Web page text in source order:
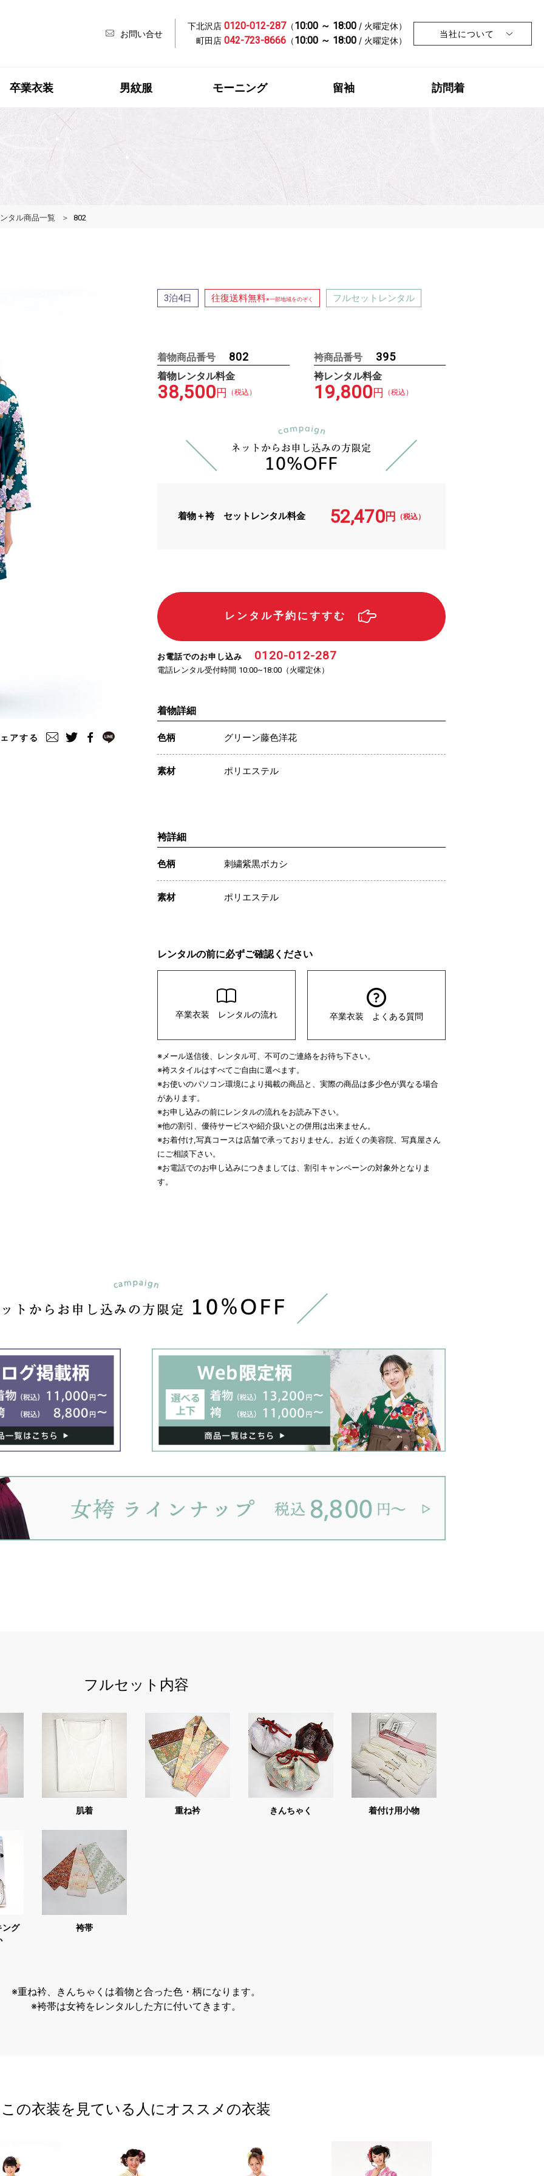
お問い合せ
下北沢店 0120-012-287（10:00 ～ 18:00 / 火曜定休）
町田店 042-723-8666 （10:00 ～ 18:00 / 火曜定休）
当社について
卒業衣装 男紋服 モーニング 留袖 訪問着
タル商品一覧 802
3泊4日 往復送料無料※一部地域をのぞく フルセットレンタル
着物商品番号 802
着物レンタル料金
38,500円 （税込）
袴商品番号 395
袴レンタル料金
19,800円 （税込）
着物＋袴 セットレンタル料金 52,470円 （税込）
レンタル予約にすすむ
お電話でのお申し込み 0120-012-287
電話レンタル受付時間 10:00~18:00 （火曜定休）
着物詳細
色柄 グリーン藤色洋花
素材 ポリエステル
袴詳細
色柄 刺繍紫黒ボカシ
素材 ポリエステル
レンタルの前に必ずご確認ください
卒業衣装 レンタルの流れ 卒業衣装 よくある質問
※メール送信後、レンタル可、不可のご連絡をお待ち下さい。
※袴スタイルはすべてご自由に選べます。
※お使いのパソコン環境により掲載の商品と、実際の商品は多少色が異なる場合
があります。
※お申し込みの前にレンタルの流れをお読み下さい。
※他の割引、優待サービスや紹介扱いとの併用は出来ません。
※お着付け,写真コースは店舗で承っておりません。お近くの美容院、写真屋さん
にご相談下さい。
※お電話でのお申し込みにつきましては、割引キャンペーンの対象外となりま
す。
アする
フルセット内容
肌着 重ね衿 きんちゃく 着付け用小物
ング
袴帯
※重ね衿、きんちゃくは着物と合った色・柄になります。
※袴帯は女袴をレンタルした方に付いてきます。
この衣装を見ている人にオススメの衣装